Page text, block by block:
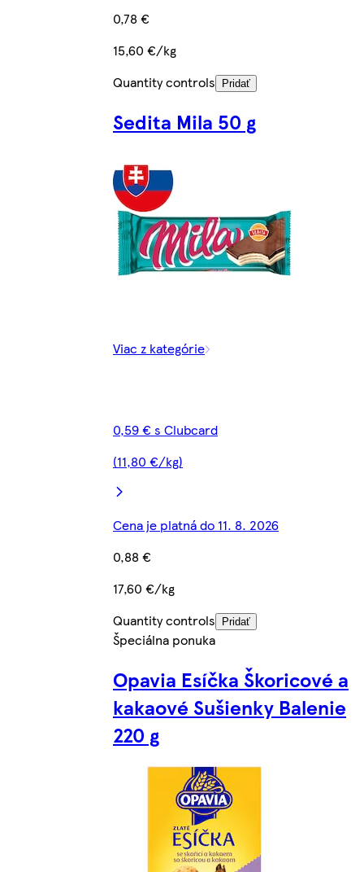
0,78 €
15,60 €/kg
Quantity controls
Pridať
Sedita Mila 50 g
Viac z kategórie
0,59 € s Clubcard
(11,80 €/kg)
Cena je platná do 11. 8. 2026
0,88 €
17,60 €/kg
Quantity controls
Pridať
Špeciálna ponuka
Opavia Esíčka Škoricové a
kakaové Sušienky Balenie
220 g